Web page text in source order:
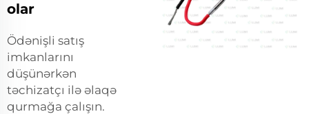
olar
Ödənişli satış
imkanlarını
düşünərkən
təchizatçı ilə əlaqə
qurmağa çalışın.